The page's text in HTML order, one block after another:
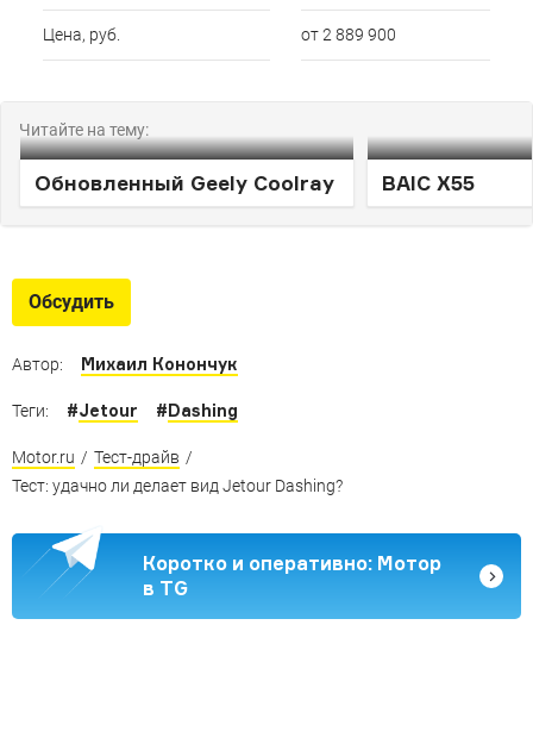
Цена, руб. от 2 889 900
Читайте на тему:
Обновленный Geely Coolray BAIC X55
Обсудить
Автор: Михаил Конончук
Теги: #Jetour #Dashing
Motor.ru / Тест-драйв /
Тест: удачно ли делает вид Jetour Dashing?
Коротко и оперативно: Мотор
в TG